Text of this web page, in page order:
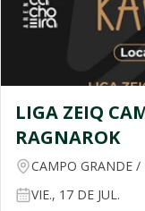
LIGA ZEIQ
RAGNAROK
CAMPO GRANDE /
VIE., 17 DE JUL.